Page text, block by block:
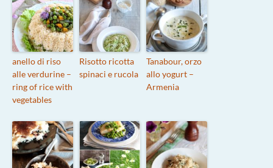
anello di riso
alle verdurine –
ring of rice with
vegetables
Risotto ricotta
spinaci e rucola
Tanabour, orzo
allo yogurt –
Armenia